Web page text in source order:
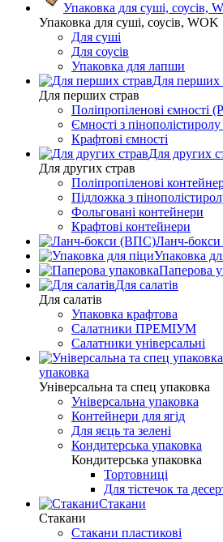
Упаковка для суші, соусів,
Упаковка для суші, соусів, WOK
Для суші
Для соусів
Упаковка для лапши
Для перших
Для перших страв
Поліпропіленові ємності
Ємності з
Крафтові ємності
Для других
Для других страв
Поліпропіленові
Підложка з
Фольговані контейнери
Крафтові контейнери
Ланч-
Упаковка
Паперова
Для салатів
Для салатів
Упаковка крафтова
Салатники ПРЕМІУМ
Салатники універсальні
упаковка
Універсальна та спец упаковка
Універсальна упаковка
Контейнери для ягід
Для яєць та зелені
Кондитерська упаковка
Кондитерська упаковка
Тортовниці
Для тістечок та
Стакани
Стакани
Стакани пластикові